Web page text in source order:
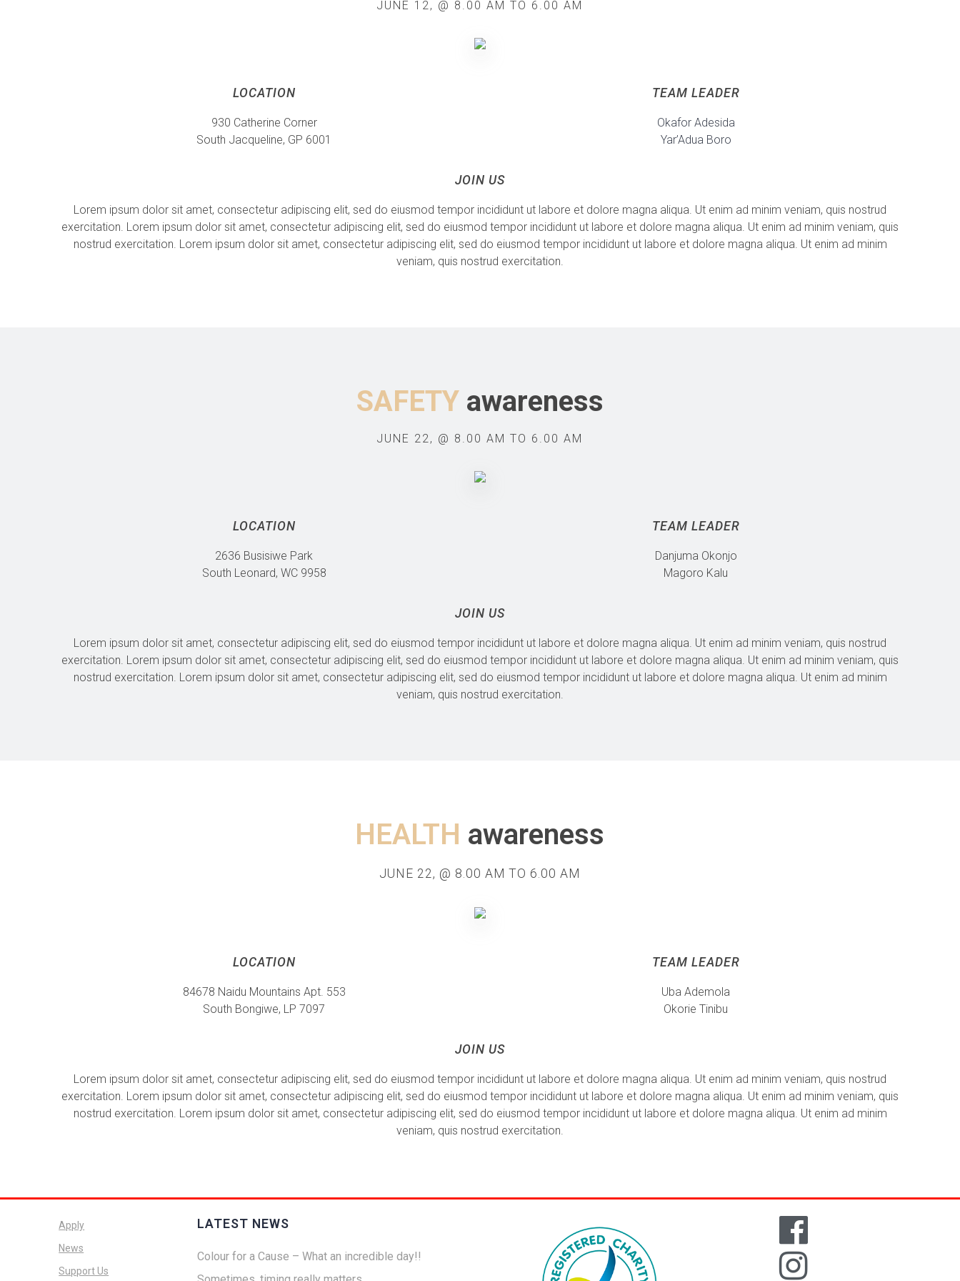
JUNE 12, @ 8.00 AM TO 6.00 AM
LOCATION
930 Catherine Corner
South Jacqueline, GP 6001
TEAM LEADER
Okafor Adesida
Yar’Adua Boro
JOIN US
Lorem ipsum dolor sit amet, consectetur adipiscing elit, sed do eiusmod tempor incididunt ut labore et dolore magna aliqua. Ut enim ad minim veniam, quis nostrud
exercitation. Lorem ipsum dolor sit amet, consectetur adipiscing elit, sed do eiusmod tempor incididunt ut labore et dolore magna aliqua. Ut enim ad minim veniam, quis
nostrud exercitation. Lorem ipsum dolor sit amet, consectetur adipiscing elit, sed do eiusmod tempor incididunt ut labore et dolore magna aliqua. Ut enim ad minim
veniam, quis nostrud exercitation.
SAFETYawareness
JUNE 22, @ 8.00 AM TO 6.00 AM
LOCATION
2636 Busisiwe Park
South Leonard, WC 9958
TEAM LEADER
Danjuma Okonjo
Magoro Kalu
JOIN US
Lorem ipsum dolor sit amet, consectetur adipiscing elit, sed do eiusmod tempor incididunt ut labore et dolore magna aliqua. Ut enim ad minim veniam, quis nostrud
exercitation. Lorem ipsum dolor sit amet, consectetur adipiscing elit, sed do eiusmod tempor incididunt ut labore et dolore magna aliqua. Ut enim ad minim veniam, quis
nostrud exercitation. Lorem ipsum dolor sit amet, consectetur adipiscing elit, sed do eiusmod tempor incididunt ut labore et dolore magna aliqua. Ut enim ad minim
veniam, quis nostrud exercitation.
HEALTH awareness
JUNE 22, @ 8.00 AM TO 6.00 AM
LOCATION
84678 Naidu Mountains Apt. 553
South Bongiwe, LP 7097
TEAM LEADER
Uba Ademola
Okorie Tinibu
JOIN US
Lorem ipsum dolor sit amet, consectetur adipiscing elit, sed do eiusmod tempor incididunt ut labore et dolore magna aliqua. Ut enim ad minim veniam, quis nostrud
exercitation. Lorem ipsum dolor sit amet, consectetur adipiscing elit, sed do eiusmod tempor incididunt ut labore et dolore magna aliqua. Ut enim ad minim veniam, quis
nostrud exercitation. Lorem ipsum dolor sit amet, consectetur adipiscing elit, sed do eiusmod tempor incididunt ut labore et dolore magna aliqua. Ut enim ad minim
veniam, quis nostrud exercitation.
Apply
News
Support Us
LATEST NEWS
Colour for a Cause – What an incredible day!!